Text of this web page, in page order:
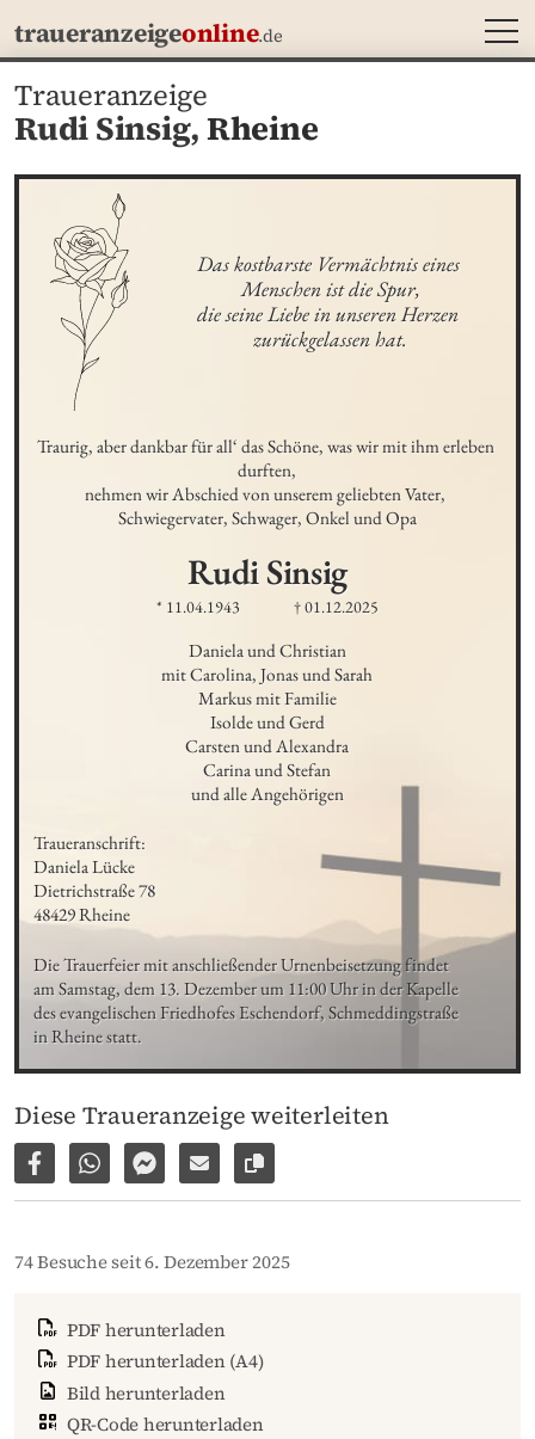
traueranzeigeonline.de
Traueranzeige
Rudi Sinsig,Rheine
Das kostbarste Vermächtnis eines
Menschen ist die Spur,
die seine Liebe in unseren Herzen
zurückgelassen hat.
Traurig, aber dankbar für all‘ das Schöne, was wir mit ihm erleben
durften,
nehmen wir Abschied von unserem geliebten Vater,
Schwiegervater, Schwager, Onkel und Opa
RudiSinsig
* 11.04.1943 † 01.12.2025
Daniela und Christian
mit Carolina, Jonas und Sarah
Markus mit Familie
Isolde und Gerd
Carsten und Alexandra
Carina und Stefan
und alle Angehörigen
Traueranschrift:
Daniela Lücke
Dietrichstraße 78
48429 Rheine
Die Trauerfeier mit anschließender Urnenbeisetzung findet
am Samstag, dem 13. Dezember um 11:00 Uhr in der Kapelle
des evangelischen Friedhofes Eschendorf, Schmeddingstraße
in Rheine statt.
Diese Traueranzeige weiterleiten
Auf Facebook teilen
Per WhatsApp weiterleiten
Per Facebook Messenger weiterleiten
Per E-Mail versenden
Link zur Seite kopieren
74 Besuche seit 6. Dezember 2025
PDF herunterladen
PDF herunterladen (A4)
Bild herunterladen
QR-Code herunterladen